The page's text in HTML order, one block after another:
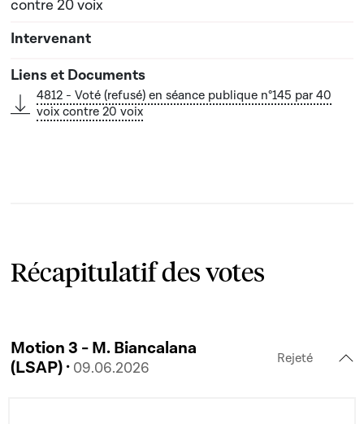
contre 20 voix
4812 - Voté (refusé) en séance publique n°145 par 40
voix contre 20 voix
Récapitulatif des votes
Motion 3 - M. Biancalana
(LSAP) · 09.06.2026
Rejeté